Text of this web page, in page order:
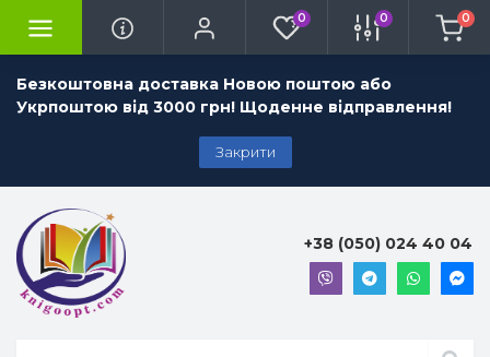
Безкоштовна доставка Новою поштою або
Укрпоштою від 3000 грн! Щоденне відправлення!
Закрити
0 0 0
+38 (050) 024 40 04